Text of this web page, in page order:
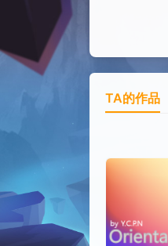
TA的作品